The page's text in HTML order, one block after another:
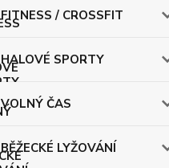
FITNESS / CROSSFIT
HALOVÉ SPORTY
VOLNÝ ČAS
BĚŽECKÉ LYŽOVÁNÍ